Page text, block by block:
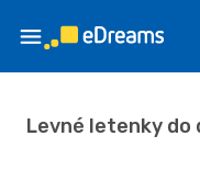
Levné letenky do